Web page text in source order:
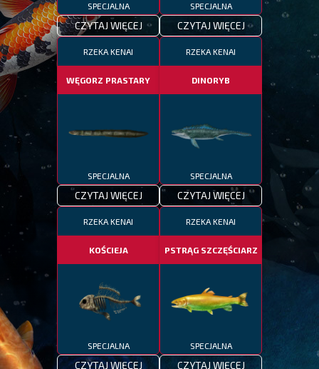
SPECJALNA
CZYTAJ WIĘCEJ
SPECJALNA
CZYTAJ WIĘCEJ
RZEKA KENAI
WĘGORZ PRASTARY
SPECJALNA
CZYTAJ WIĘCEJ
RZEKA KENAI
DINORYB
SPECJALNA
CZYTAJ WIĘCEJ
RZEKA KENAI
KOŚCIEJA
SPECJALNA
CZYTAJ WIĘCEJ
RZEKA KENAI
PSTRĄG SZCZĘŚCIARZ
SPECJALNA
CZYTAJ WIĘCEJ